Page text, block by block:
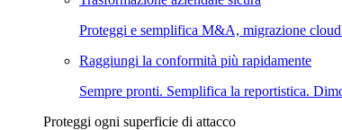
Proteggi e semplifica M&A, migrazione
Raggiungi la conformità più rapidamente
Sempre pronti. Semplifica la reportistica.
Proteggi ogni superficie di attacco